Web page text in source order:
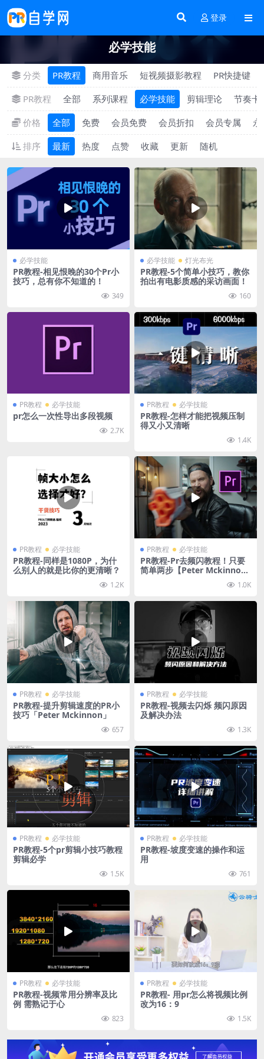
登录
必学技能
分类 PR教程 商用音乐 短视频摄影教程 PR快捷键
PR教程
全部 系列课程 必学技能 剪辑理论
节奏卡
价格
全部 免费 会员免费 会员折扣 会员专属
排序
最新 热度 点赞 收藏 更新 随机
必学技能
PR教程-相见恨晚的30个Pr小
技巧，总有你不知道的！
349
必学技能 灯光布光
PR教程-5个简单小技巧，教你
拍出有电影质感的采访画面！
160
PR教程 必学技能
pr怎么一次性导出多段视频
2.7K
PR教程 必学技能
PR教程-怎样才能把视频压制
得又小又清晰
1.4K
PR教程 必学技能
PR教程-同样是1080P，为什
么别人的就是比你的更清晰？
1.2K
PR教程 必学技能
PR教程-Pr去频闪教程！只要
简单两步【Peter Mckinnon
1.0K
PR教程 必学技能
PR教程-提升剪辑速度的PR小
技巧「Peter Mckinnon」
657
PR教程 必学技能
PR教程-视频去闪烁 频闪原因
及解决办法
1.3K
PR教程 必学技能
PR教程-5个pr剪辑小技巧教程
剪辑必学
1.5K
PR教程 必学技能
PR教程-坡度变速的操作和运
用
761
PR教程 必学技能
PR教程-视频常用分辨率及比
例 需熟记于心
823
PR教程 必学技能
PR教程- 用pr怎么将视频比例
改为16：9
1.5K